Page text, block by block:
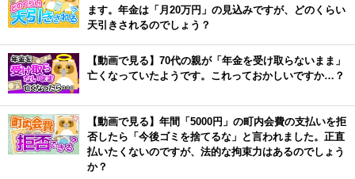
ます。年金は「月20万円」の見込みですが、どのくらい
天引きされるのでしょう？
【動画で見る】70代の親が「年金を受け取らないまま」
亡くなっていたようです。これっておかしいですか…？
【動画で見る】年間「5000円」の町内会費の支払いを拒
否したら「今後ゴミを捨てるな」と言われました。正直
払いたくないのですが、法的な拘束力はあるのでしょう
か？